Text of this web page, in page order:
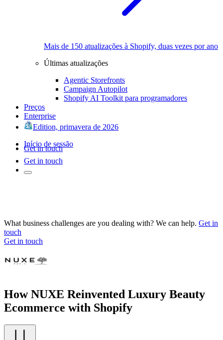
Mais de 150 atualizações à Shopify, duas vezes por ano
Últimas atualizações
Agentic Storefronts
Campaign Autopilot
Shopify AI Toolkit para programadores
Preços
Enterprise
Edition, primavera de 2026
Início de sessão
Get in touch
Get in touch
What business challenges are you dealing with? We can help. Get in
touch
Get in touch
How NUXE Reinvented Luxury Beauty
Ecommerce with Shopify